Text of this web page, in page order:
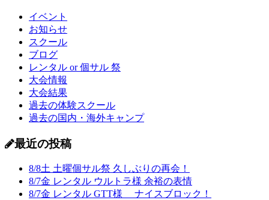
イベント
お知らせ
スクール
ブログ
レンタル or 個サル 祭
大会情報
大会結果
過去の体験スクール
過去の国内・海外キャンプ
最近の投稿
8/8土 土曜個サル祭 久しぶりの再会！
8/7金 レンタル ウルトラ様 余裕の表情
8/7金 レンタル GTT様 ナイスブロック！